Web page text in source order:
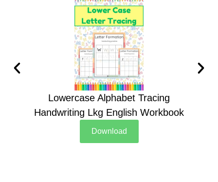
Lowercase Alphabet Tracing
Handwriting Lkg English Workbook
Download